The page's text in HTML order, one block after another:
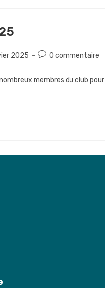
2025
Commentaires
0 commentaire
membres du club pour